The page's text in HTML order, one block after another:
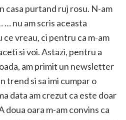
casa purtand ruj rosu. N-am
nu am scris aceasta
ce vreau, ci pentru ca m-am
si voi. Astazi, pentru a
am primit un newsletter
trend si sa imi cumpar o
data am crezut ca este doar
doua oara m-am convins ca